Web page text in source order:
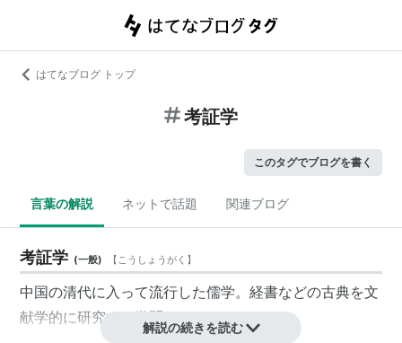
はてなブログ トップ
考証学
このタグでブログを書く
言葉の解説 ネットで話題 関連ブログ
考証学 (一般) 【こうしょうがく 】
中国の清代に入って流行した儒学。経書などの古典を文
献学的に研究する学問である。
解説の続きを読む